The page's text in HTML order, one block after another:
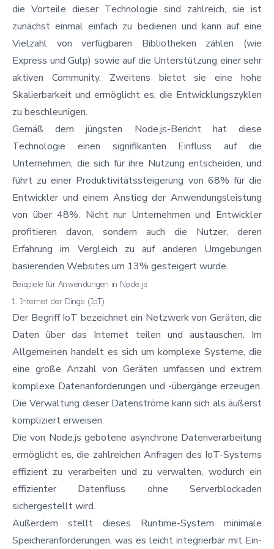
die Vorteile dieser Technologie sind zahlreich, sie ist
zunächst einmal einfach zu bedienen und kann auf eine
Vielzahl von verfügbaren Bibliotheken zählen (wie
Express und Gulp) sowie auf die Unterstützung einer sehr
aktiven Community. Zweitens bietet sie eine hohe
Skalierbarkeit und ermöglicht es, die Entwicklungszyklen
zu beschleunigen.
Gemäß dem jüngsten Node.js-Berichthat diese
Technologie einen signifikanten Einfluss auf die
Unternehmen, die sich für ihre Nutzung entscheiden, und
führt zu einer Produktivitätssteigerung von 68% für die
Entwickler und einem Anstieg der Anwendungsleistung
von über 48%. Nicht nur Unternehmen und Entwickler
profitieren davon, sondern auch die Nutzer, deren
Erfahrung im Vergleich zu auf anderen Umgebungen
basierenden Websites um 13% gesteigert wurde.
Beispiele für Anwendungen in Node.js
1. Internet der Dinge (IoT)
Der Begriff IoT bezeichnet ein Netzwerk von Geräten, die
Daten über das Internet teilen und austauschen. Im
Allgemeinen handelt es sich um komplexe Systeme, die
eine große Anzahl von Geräten umfassen und extrem
komplexe Datenanforderungen und -übergänge erzeugen.
Die Verwaltung dieser Datenströme kann sich als äußerst
kompliziert erweisen.
Die von Node.js gebotene asynchrone Datenverarbeitung
ermöglicht es, die zahlreichen Anfragen des IoT-Systems
effizient zu verarbeiten und zu verwalten, wodurch ein
effizienter Datenfluss ohne Serverblockaden
sichergestellt wird.
Außerdem stellt dieses Runtime-System minimale
Speicheranforderungen, was es leicht integrierbar mit Ein-